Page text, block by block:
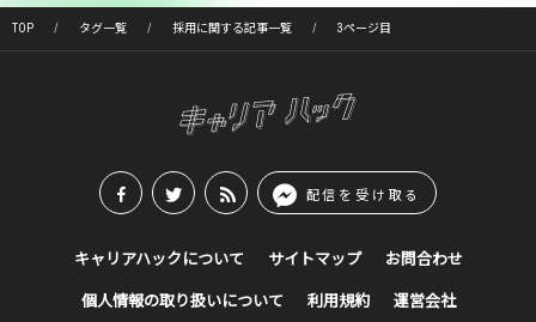
TOP タグ一覧 採用に関する記事一覧 3ページ目
配信を受け取る
キャリアハックについて サイトマップ お問合わせ
個人情報の取り扱いについて 利用規約 運営会社